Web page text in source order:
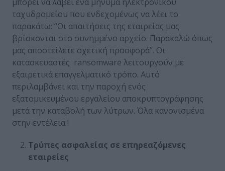
ταχυδρομείου που ενδεχομένως να λέει το
παρακάτω: “Οι απαιτήσεις της εταιρείας μας
βρίσκονται στο συνημμένο αρχείο. Παρακαλώ όπως
μας αποστείλετε σχετική προσφορά”. Οι
κατασκευαστές ransomware λειτουργούν με
εξαιρετικά επαγγελματικό τρόπο. Αυτό
περιλαμβάνει και την παροχή ενός
εξατομικευμένου εργαλείου αποκρυπτογράφησης
μετά την καταβολή των λύτρων. Όλα κανονισμένα
στην εντέλεια !
Τρύπες ασφαλείας σε επηρεαζόμενες
εταιρείες